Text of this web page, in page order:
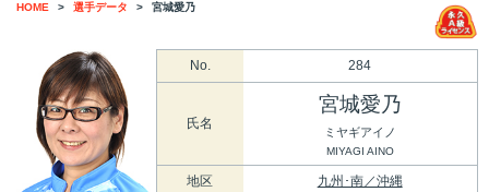
HOME 選手データ 宮城愛乃
No. 284
氏名
宮城愛乃
ミヤギアイノ
MIYAGI AINO
地区 九州･南／沖縄